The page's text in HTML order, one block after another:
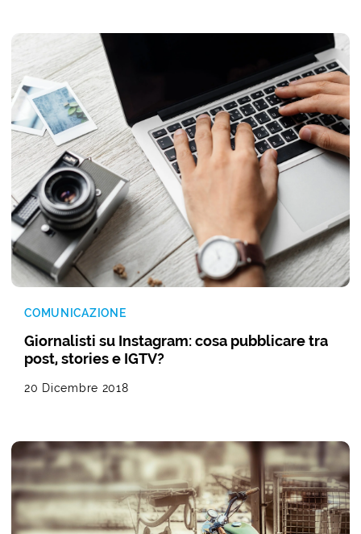
COMUNICAZIONE
Giornalisti su Instagram: cosa pubblicare tra
post, stories e IGTV?
20 Dicembre 2018